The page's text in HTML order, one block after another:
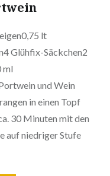
lt
Glühfix-Säckchen2
ml
und Wein
in einen Topf
30 Minuten mit den
auf niedriger Stufe